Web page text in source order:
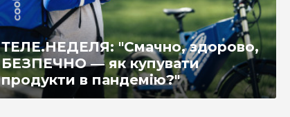
ТЕЛЕ.НЕДЕЛЯ: "Смачно, здорово,
БЕЗПЕЧНО ― як купувати
продукти в пандемію?"